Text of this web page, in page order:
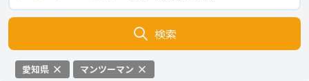
検索
愛知県 マンツーマン